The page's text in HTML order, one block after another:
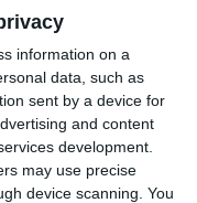
information on a
data, such as
sent by a device for
and content
development.
may use precise
device scanning. You